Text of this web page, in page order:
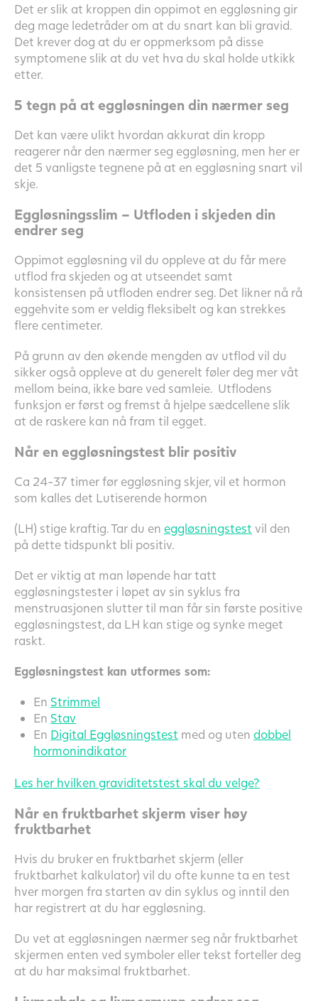
Det er slik at kroppen din oppimot en eggløsning gir
deg mage ledetråder om at du snart kan bli gravid.
Det krever dog at du er oppmerksom på disse
symptomene slik at du vet hva du skal holde utkikk
etter.
5 tegn på at eggløsningen din nærmer seg
Det kan være ulikt hvordan akkurat din kropp
reagerer når den nærmer seg eggløsning, men her er
det 5 vanligste tegnene på at en eggløsning snart vil
skje.
Eggløsningsslim – Utfloden i skjeden din
endrer seg
Oppimot eggløsning vil du oppleve at du får mere
utflod fra skjeden og at utseendet samt
konsistensen på utfloden endrer seg. Det likner nå rå
eggehvite som er veldig fleksibelt og kan strekkes
flere centimeter.
På grunn av den økende mengden av utflod vil du
sikker også oppleve at du generelt føler deg mer våt
mellom beina, ikke bare ved samleie. Utflodens
funksjon er først og fremst å hjelpe sædcellene slik
at de raskere kan nå fram til egget.
Når en eggløsningstest blir positiv
Ca 24-37 timer før eggløsning skjer, vil et hormon
som kalles det Lutiserende hormon
(LH) stige kraftig. Tar du en eggløsningstest vil den
på dette tidspunkt bli positiv.
Det er viktig at man løpende har tatt
eggløsningstester i løpet av sin syklus fra
menstruasjonen slutter til man får sin første positive
eggløsningstest, da LH kan stige og synke meget
raskt.
Eggløsningstest kan utformes som:
En Strimmel
En Stav
En Digital Eggløsningstest med og utendobbel
hormonindikator
Les her hvilken graviditetstest skal du velge?
Når en fruktbarhet skjerm viser høy
fruktbarhet
Hvis du bruker en fruktbarhet skjerm (eller
fruktbarhet kalkulator) vil du ofte kunne ta en test
hver morgen fra starten av din syklus og inntil den
har registrert at du har eggløsning.
Du vet at eggløsningen nærmer seg når fruktbarhet
skjermen enten ved symboler eller tekst forteller deg
at du har maksimal fruktbarhet.